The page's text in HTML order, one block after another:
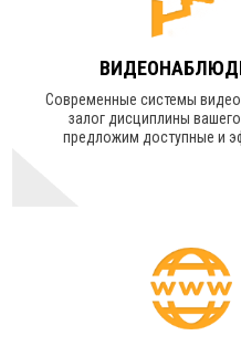
Современные системы
залог дисциплины
предложим доступные и